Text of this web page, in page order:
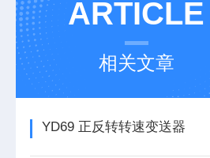
ARTICLE
相关文章
YD69 正反转转速变送器